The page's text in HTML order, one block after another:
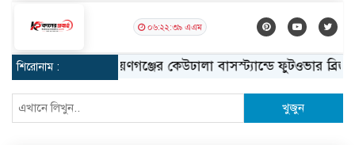
০৬:২২:৪০ এএম
শিরোনাম : নারায়ণগঞ্জের কেউঢালা বাসস্ট্যান্ডে ফুটওভার ব্রিজ
খুজুন